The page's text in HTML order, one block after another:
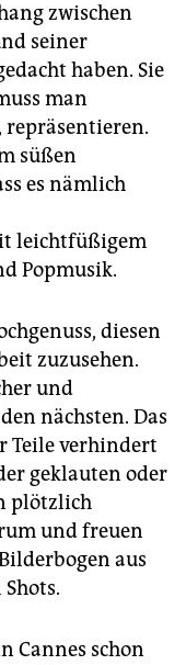
zwischen
seiner
haben. Sie
man
repräsentieren.
süßen
es nämlich
leichtfüßigem
Popmusik.
diesen
zuzusehen.
und
nächsten. Das
Teile verhindert
geklauten oder
plötzlich
und freuen
aus
Cannes schon